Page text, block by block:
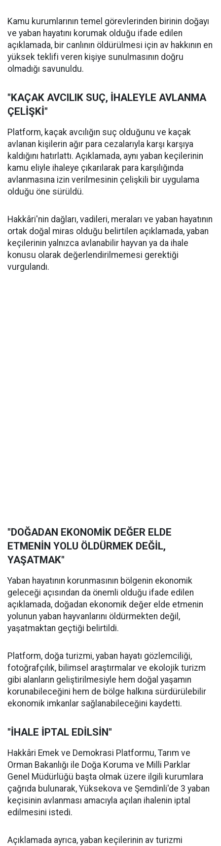
Kamu kurumlarının temel görevlerinden birinin doğayı
ve yaban hayatını korumak olduğu ifade edilen
açıklamada, bir canlının öldürülmesi için av hakkının en
yüksek teklifi veren kişiye sunulmasının doğru
olmadığı savunuldu.
"KAÇAK AVCILIK SUÇ, İHALEYLE AVLANMA
ÇELİŞKİ"
Platform, kaçak avcılığın suç olduğunu ve kaçak
avlanan kişilerin ağır para cezalarıyla karşı karşıya
kaldığını hatırlattı. Açıklamada, aynı yaban keçilerinin
kamu eliyle ihaleye çıkarılarak para karşılığında
avlanmasına izin verilmesinin çelişkili bir uygulama
olduğu öne sürüldü.
Hakkâri'nin dağları, vadileri, meraları ve yaban hayatının
ortak doğal miras olduğu belirtilen açıklamada, yaban
keçilerinin yalnızca avlanabilir hayvan ya da ihale
konusu olarak değerlendirilmemesi gerektiği
vurgulandı.
"DOĞADAN EKONOMİK DEĞER ELDE
ETMENİN YOLU ÖLDÜRMEK DEĞİL,
YAŞATMAK"
Yaban hayatının korunmasının bölgenin ekonomik
geleceği açısından da önemli olduğu ifade edilen
açıklamada, doğadan ekonomik değer elde etmenin
yolunun yaban hayvanlarını öldürmekten değil,
yaşatmaktan geçtiği belirtildi.
Platform, doğa turizmi, yaban hayatı gözlemciliği,
fotoğrafçılık, bilimsel araştırmalar ve ekolojik turizm
gibi alanların geliştirilmesiyle hem doğal yaşamın
korunabileceğini hem de bölge halkına sürdürülebilir
ekonomik imkanlar sağlanabileceğini kaydetti.
"İHALE İPTAL EDİLSİN"
Hakkâri Emek ve Demokrasi Platformu, Tarım ve
Orman Bakanlığı ile Doğa Koruma ve Milli Parklar
Genel Müdürlüğü başta olmak üzere ilgili kurumlara
çağrıda bulunarak, Yüksekova ve Şemdinli'de 3 yaban
keçisinin avlanması amacıyla açılan ihalenin iptal
edilmesini istedi.
Açıklamada ayrıca, yaban keçilerinin av turizmi